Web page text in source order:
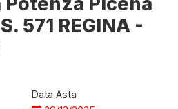
571 REGINA -
Data Asta